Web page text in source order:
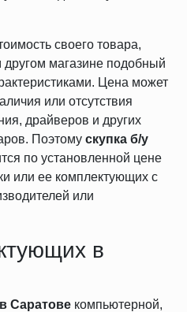
своего товара,
магазине подобный
Цена может
или отсутствия
драйверов и других
Поэтому скупка б/у
по установленной цене
или ее комплектующих с
или
в
Саратове компьютерной,